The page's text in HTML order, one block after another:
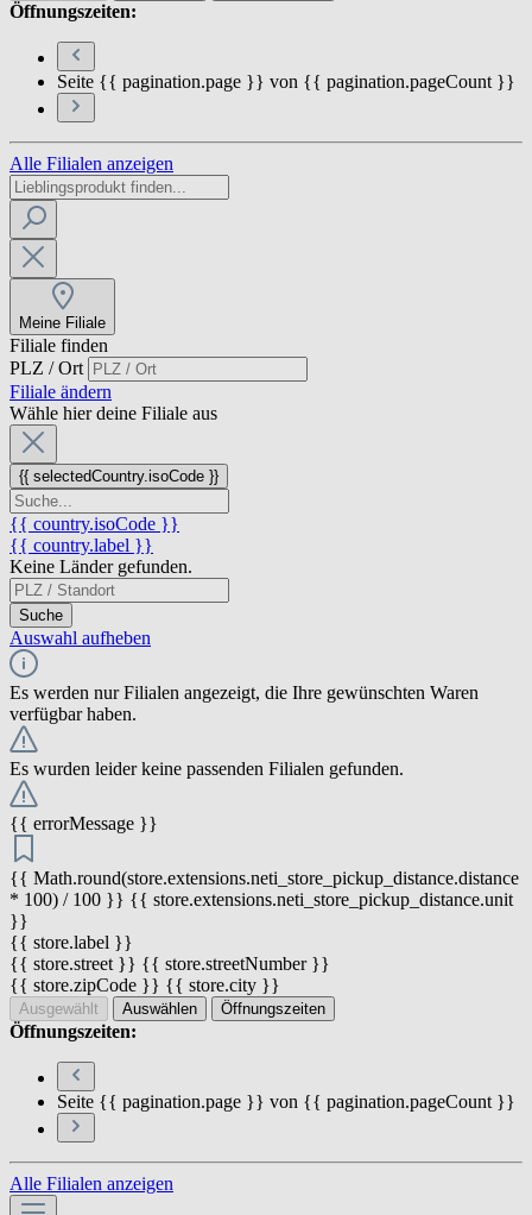
Öffnungszeiten:
Seite {{ pagination.page }} von {{ pagination.pageCount }}
Alle Filialen anzeigen
Meine Filiale
Filiale finden
PLZ / Ort
Filiale ändern
Wähle hier deine Filiale aus
{{ selectedCountry.isoCode }}
{{ country.isoCode }}
{{ country.label }}
Keine Länder gefunden.
Suche
Auswahl aufheben
Es werden nur Filialen angezeigt, die Ihre gewünschten Waren
verfügbar haben.
Es wurden leider keine passenden Filialen gefunden.
{{ errorMessage }}
{{ Math.round(store.extensions.neti_store_pickup_distance.distance
* 100) / 100 }} {{ store.extensions.neti_store_pickup_distance.unit
}}
{{ store.label }}
{{ store.street }} {{ store.streetNumber }}
{{ store.zipCode }} {{ store.city }}
Ausgewählt Auswählen Öffnungszeiten
Öffnungszeiten:
Seite {{ pagination.page }} von {{ pagination.pageCount }}
Alle Filialen anzeigen